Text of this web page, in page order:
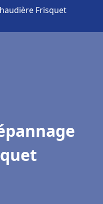
Frisquet